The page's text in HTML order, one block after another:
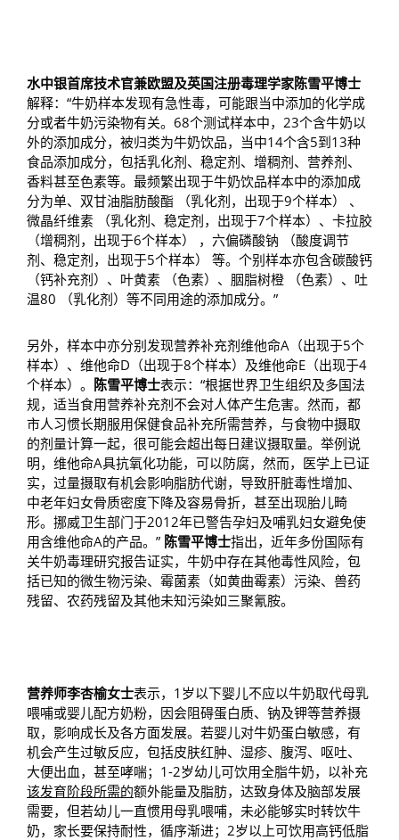
水中银首席技术官兼欧盟及英国注册毒理学家陈雪平博士
解释：“牛奶样本发现有急性毒，可能跟当中添加的化学成
分或者牛奶污染物有关。68个测试样本中，23个含牛奶以
外的添加成分，被归类为牛奶饮品，当中14个含5到13种
食品添加成分，包括乳化剂、稳定剂、增稠剂、营养剂、
香料甚至色素等。最频繁出现于牛奶饮品样本中的添加成
分为单、双甘油脂肪酸酯 （乳化剂，出现于9个样本） 、
微晶纤维素 （乳化剂、稳定剂，出现于7个样本）、卡拉胶
（增稠剂，出现于6个样本） ，六偏磷酸钠 （酸度调节
剂、稳定剂，出现于5个样本） 等。个别样本亦包含碳酸钙
（钙补充剂）、叶黄素 （色素）、胭脂树橙 （色素）、吐
温80 （乳化剂）等不同用途的添加成分。”
另外，样本中亦分别发现营养补充剂维他命A（出现于5个
样本）、维他命D（出现于8个样本）及维他命E（出现于4
个样本）。 陈雪平博士表示：“根据世界卫生组织及多国法
规，适当食用营养补充剂不会对人体产生危害。然而，都
市人习惯长期服用保健食品补充所需营养，与食物中摄取
的剂量计算一起，很可能会超出每日建议摄取量。举例说
明，维他命A具抗氧化功能，可以防腐，然而，医学上已证
实，过量摄取有机会影响脂肪代谢，导致肝脏毒性增加、
中老年妇女骨质密度下降及容易骨折，甚至出现胎儿畸
形。挪威卫生部门于2012年已警告孕妇及哺乳妇女避免使
用含维他命A的产品。” 陈雪平博士指出，近年多份国际有
关牛奶毒理研究报告证实，牛奶中存在其他毒性风险，包
括已知的微生物污染、霉菌素（如黄曲霉素）污染、兽药
残留、农药残留及其他未知污染如三聚氰胺。
营养师李杏榆女士表示，1岁以下婴儿不应以牛奶取代母乳
喂哺或婴儿配方奶粉，因会阻碍蛋白质、钠及钾等营养摄
取，影响成长及各方面发展。若婴儿对牛奶蛋白敏感，有
机会产生过敏反应，包括皮肤红肿、湿疹、腹泻、呕吐、
大便出血，甚至哮喘；1-2岁幼儿可饮用全脂牛奶，以补充
该发育阶段所需的额外能量及脂肪，达致身体及脑部发展
需要，但若幼儿一直惯用母乳喂哺，未必能够实时转饮牛
奶，家长要保持耐性，循序渐进；2岁以上可饮用高钙低脂